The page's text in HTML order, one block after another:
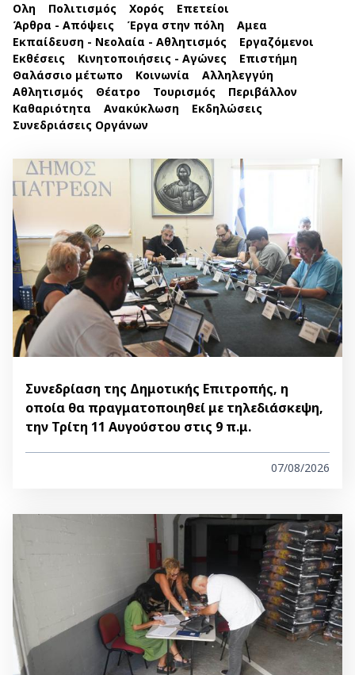
Ολη Πολιτισμός Χορός
Επετείοι
Άρθρα - Απόψεις
Έργα στην πόλη
Αμεα
Εκπαίδευση - Νεολαία - Αθλητισμός
Εργαζόμενοι
Εκθέσεις
Κινητοποιήσεις - Αγώνες
Επιστήμη
Θαλάσσιο μέτωπο
Κοινωνία
Αλληλεγγύη
Αθλητισμός
Θέατρο Τουρισμός
Περιβάλλον
Καθαριότητα
Ανακύκλωση
Εκδηλώσεις
Συνεδριάσεις Οργάνων
Συνεδρίαση της Δημοτικής Επιτροπής, η
οποία θα πραγματοποιηθεί με τηλεδιάσκεψη,
την Τρίτη 11 Αυγούστου στις 9 π.μ.
07/08/2026